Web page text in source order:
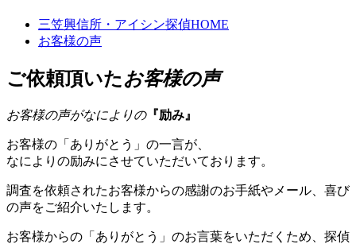
三笠興信所・アイシン探偵HOME
お客様の声
ご依頼頂いたお客様の声
お客様の声がなによりの『励み 』
お客様の「ありがとう」の一言が、
なによりの励みにさせていただいております。
調査を依頼されたお客様からの感謝のお手紙やメール、喜び
の声をご紹介いたします。
お客様からの「ありがとう」のお言葉をいただくため、探偵